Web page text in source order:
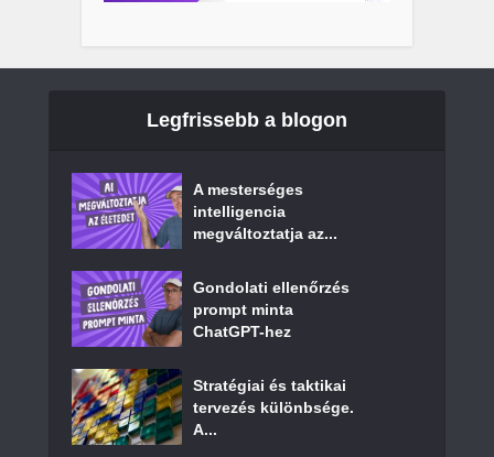
Legfrissebb a blogon
A mesterséges
intelligencia
megváltoztatja az...
Gondolati ellenőrzés
prompt minta
ChatGPT-hez
Stratégiai és taktikai
tervezés különbsége.
A...